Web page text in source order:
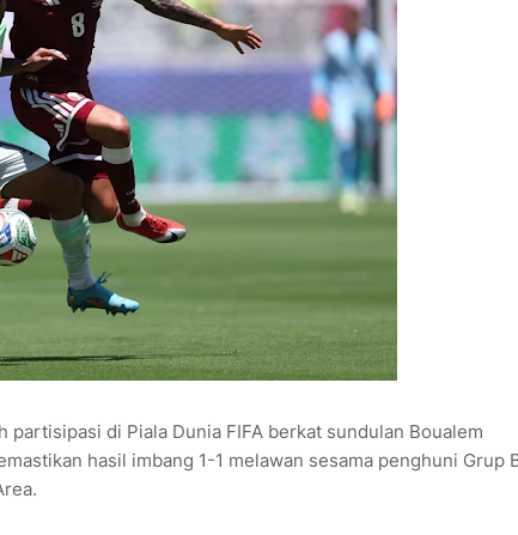
di Piala Dunia FIFA berkat sundulan Boualem
hasil imbang 1-1 melawan sesama penghuni Grup